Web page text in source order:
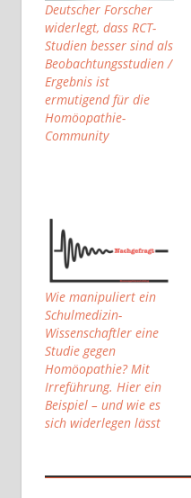
Deutscher Forscher
widerlegt, dass RCT-
Studien besser sind als
Beobachtungsstudien /
Ergebnis ist
ermutigend für die
Homöopathie-
Community
Wie manipuliert ein
Schulmedizin-
Wissenschaftler eine
Studie gegen
Homöopathie? Mit
Irreführung. Hier ein
Beispiel – und wie es
sich widerlegen lässt